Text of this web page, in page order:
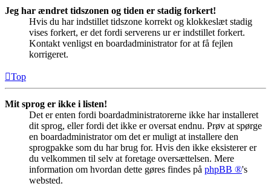
Jeg har ændret tidszonen og tiden er stadig forkert!
Hvis du har indstillet tidszone korrekt og klokkeslæt stadig
vises forkert, er det fordi serverens ur er indstillet forkert.
Kontakt venligst en boardadministrator for at få fejlen
korrigeret.
Top
Mit sprog er ikke i listen!
Det er enten fordi boardadministratorerne ikke har installeret
dit sprog, eller fordi det ikke er oversat endnu. Prøv at spørge
en boardadministrator om det er muligt at installere den
sprogpakke som du har brug for. Hvis den ikke eksisterer er
du velkommen til selv at foretage oversættelsen. Mere
information om hvordan dette gøres findes på phpBB ®'s
websted.